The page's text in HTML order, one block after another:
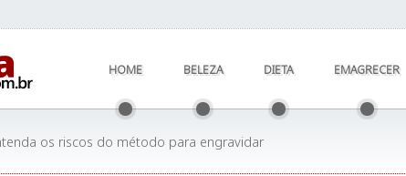
HOME BELEZA DIETA EMAGRECER
os riscos do método para engravidar